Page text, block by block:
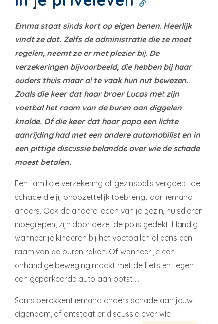
Emma staat sinds kort op eigen benen. Heerlijk
vindt ze dat. Zelfs de administratie die ze moet
regelen, neemt ze er met plezier bij. De
verzekeringen bijvoorbeeld, die hebben bij haar
ouders thuis maar al te vaak hun nut bewezen.
Zoals die keer dat haar broer Lucas met zijn
voetbal het raam van de buren aan diggelen
knalde. Of die keer dat haar papa een lichte
aanrijding had met een andere automobilist en in
een pittige discussie belandde over wie de schade
moest betalen.
Een familiale verzekering of gezinspolis vergoedt de
schade die jij onopzettelijk toebrengt aan iemand
anders. Ook de andere leden van je gezin, huisdieren
inbegrepen, zijn door dezelfde polis gedekt. Handig,
wanneer je kinderen bij het voetballen al eens een
raam van de buren raken. Of wanneer je een
onhandige beweging maakt met de fiets en tegen
een geparkeerde auto aan botst …
Soms berokkent iemand anders schade aan jouw
eigendom, of ontstaat er discussie over wie